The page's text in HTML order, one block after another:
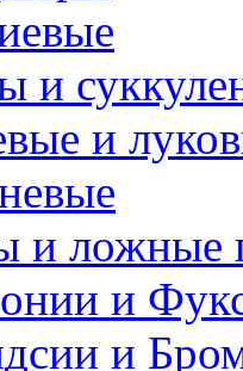
и
и
и ложные
и
и